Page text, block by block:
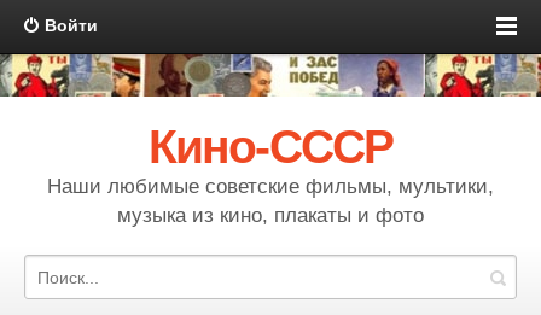
Войти
Кино-СССР
Наши любимые советские фильмы, мультики,
музыка из кино, плакаты и фото